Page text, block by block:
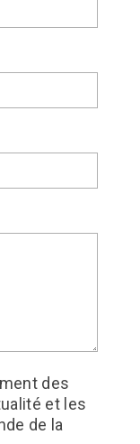
des
et les
de la